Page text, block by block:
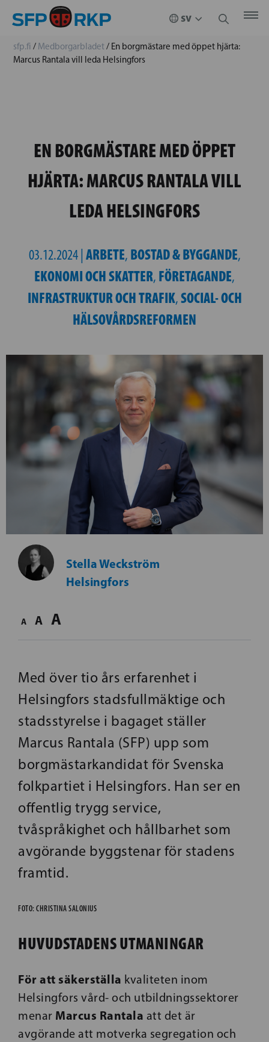
sfp.fi / Medborgarbladet/ En borgmästare med öppet hjärta:
Marcus Rantala vill leda Helsingfors
EN BORGMÄSTARE MED ÖPPET
HJÄRTA: MARCUS RANTALA VILL
LEDA HELSINGFORS
03.12.2024 | ARBETE, BOSTAD & BYGGANDE,
EKONOMI OCH SKATTER, FÖRETAGANDE,
INFRASTRUKTUR OCH TRAFIK,SOCIAL- OCH
HÄLSOVÅRDSREFORMEN
Stella Weckström
Helsingfors
A A A
Med över tio års erfarenhet i
Helsingfors stadsfullmäktige och
stadsstyrelse i bagaget ställer
Marcus Rantala (SFP) upp som
borgmästarkandidat för Svenska
folkpartiet i Helsingfors. Han ser en
offentlig trygg service,
tvåspråkighet och hållbarhet som
avgörande byggstenar för stadens
framtid.
FOTO: CHRISTINA SALONIUS
HUVUDSTADENS UTMANINGAR
För att säkerställa kvaliteten inom
Helsingfors vård- och utbildningssektorer
menar Marcus Rantala att det är
avgörande att motverka segregation och